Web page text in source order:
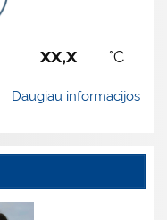
xx,x °C
Daugiau informacijos